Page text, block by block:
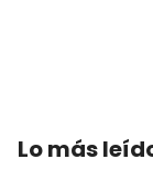
Lo más